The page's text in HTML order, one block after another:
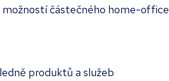
možností částečného home-office
produktů a služeb